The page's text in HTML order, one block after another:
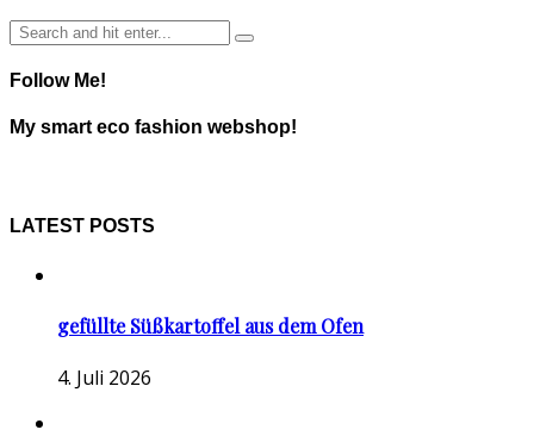
Follow Me!
My smart eco fashion webshop!
LATEST POSTS
gefüllte Süßkartoffel aus dem Ofen
4. Juli 2026